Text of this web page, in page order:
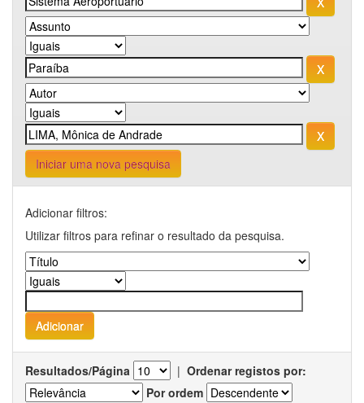
Iniciar uma nova pesquisa
Adicionar filtros:
Utilizar filtros para refinar o resultado da pesquisa.
Resultados/Página | Ordenar registos por:
Por ordem